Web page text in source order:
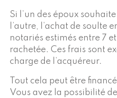
Si l’un des époux
l’autre, l’achat de soulte
notariés estimés entre 7
rachetée. Ces frais sont
charge de l’acquéreur.
Tout cela peut être
Vous avez la possibilité